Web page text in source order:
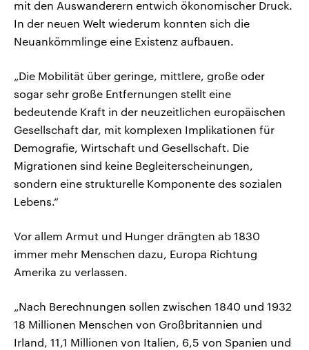
mit den Auswanderern entwich ökonomischer Druck.
In der neuen Welt wiederum konnten sich die
Neuankömmlinge eine Existenz aufbauen.
„Die Mobilität über geringe, mittlere, große oder
sogar sehr große Entfernungen stellt eine
bedeutende Kraft in der neuzeitlichen europäischen
Gesellschaft dar, mit komplexen Implikationen für
Demografie, Wirtschaft und Gesellschaft. Die
Migrationen sind keine Begleiterscheinungen,
sondern eine strukturelle Komponente des sozialen
Lebens.“
Vor allem Armut und Hunger drängten ab 1830
immer mehr Menschen dazu, Europa Richtung
Amerika zu verlassen.
„Nach Berechnungen sollen zwischen 1840 und 1932
18 Millionen Menschen von Großbritannien und
Irland, 11,1 Millionen von Italien, 6,5 von Spanien und